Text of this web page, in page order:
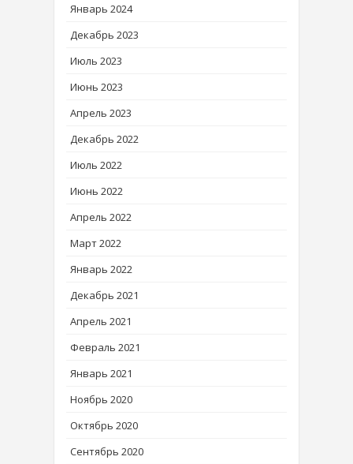
Январь 2024
Декабрь 2023
Июль 2023
Июнь 2023
Апрель 2023
Декабрь 2022
Июль 2022
Июнь 2022
Апрель 2022
Март 2022
Январь 2022
Декабрь 2021
Апрель 2021
Февраль 2021
Январь 2021
Ноябрь 2020
Октябрь 2020
Сентябрь 2020